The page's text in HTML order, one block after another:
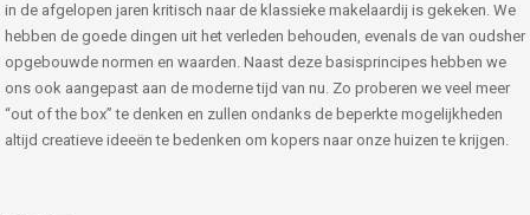
in de afgelopen jaren kritisch naar de klassieke makelaardij is gekeken. We
hebben de goede dingen uit het verleden behouden, evenals de van oudsher
opgebouwde normen en waarden. Naast deze basisprincipes hebben we
ons ook aangepast aan de moderne tijd van nu. Zo proberen we veel meer
“out of the box” te denken en zullen ondanks de beperkte mogelijkheden
altijd creatieve ideeën te bedenken om kopers naar onze huizen te krijgen.